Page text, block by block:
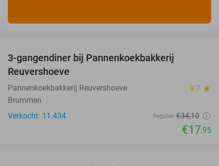
3-gangendiner bij Pannenkoekbakkerij
Reuvershoeve
Pannenkoekbakkerij Reuvershoeve 9.7 star
Brummen
Verkocht: 11.434
Regulier €34,10
€17,95